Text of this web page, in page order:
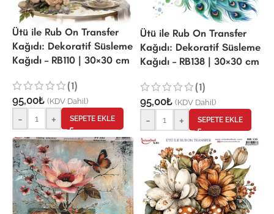
Ütü ile Rub On Transfer
Kağıdı: Dekoratif Süsleme
Kağıdı – RB110 | 30×30 cm
(1)
95,00₺ (KDV Dahil)
- + SEPETE EKLE
Ütü ile Rub On Transfer
Kağıdı: Dekoratif Süsleme
Kağıdı – RB138 | 30×30 cm
(1)
95,00₺ (KDV Dahil)
- + SEPETE EKLE